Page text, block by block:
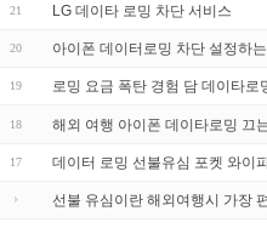
21 LG 데이타 로밍 차단 서비스
20 아이폰 데이터로밍 차단 설정하
19 로밍 요금 폭탄 경험 담 데이타로
18 해외 여행 아이폰 데이타로밍 끄
17 데이터 로밍 선불유심 포켓 와이
선불 유심이란 해외여행시 가장